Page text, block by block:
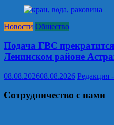
Новости Общество
Подача ГВС
Ленинском районе
08.08.202608.08.2026 Редакция
Сотрудничество с нами